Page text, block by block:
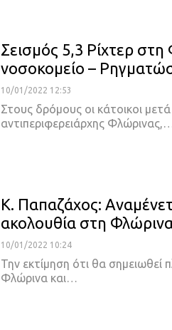
Σεισμός 5,3 Ρίχτερ
νοσοκομείο –
10/01/2022 12:53
Στους δρόμους οι κάτοικοι
αντιπεριφερειάρχης Φλώρινας,
Κ. Παπαζάχος:
ακολουθία στη Φλώρινα
10/01/2022 10:24
Την εκτίμηση ότι θα σημειωθεί
Φλώρινα και…